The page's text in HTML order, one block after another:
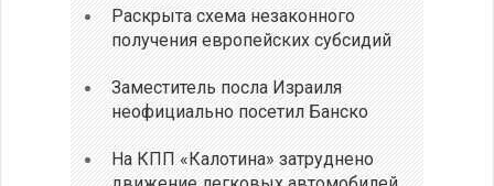
Раскрыта схема незаконного
получения европейских субсидий
Заместитель посла Израиля
неофициально посетил Банско
На КПП «Калотина» затруднено